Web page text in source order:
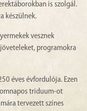
is szolgál.
készülnek.
vesznek
programokra
éves évfordulója. Ezen
triduum-ot
tervezett színes